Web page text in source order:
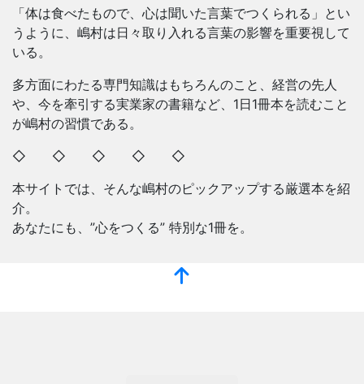
「体は食べたもので、心は聞いた言葉でつくられる」とい
うように、嶋村は日々取り入れる言葉の影響を重要視して
いる。
多方面にわたる専門知識はもちろんのこと、経営の先人
や、今を牽引する実業家の書籍など、1日1冊本を読むこと
が嶋村の習慣である。
◇ ◇ ◇ ◇ ◇
本サイトでは、そんな嶋村のピックアップする厳選本を紹
介。
あなたにも、”心をつくる” 特別な1冊を。